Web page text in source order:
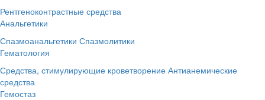
Рентгеноконтрастные средства
Анальгетики
Спазмоанальгетики Спазмолитики
Гематология
Средства, стимулирующие кроветворение Антианемические
средства
Гемостаз